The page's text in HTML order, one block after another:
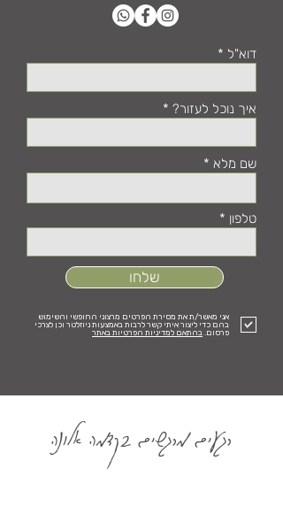
דוא"ל
איך נוכל לעזור?
שם מלא
טלפון
שלחו
אני מאשר/ת את מסירת הפרטים מרצוני החופשי והשימוש
בהם כדי ליצור איתי קשר לרבות באמצעות ניוזלטר וכן לצרכי
פרסום.בהתאם למדיניות הפרטיות באתר
רגעים מרגשים בקדמה אלונה